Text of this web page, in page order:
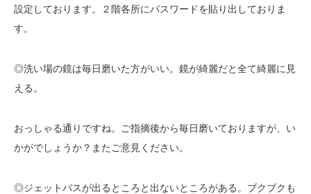
設定しております。２階各所にパスワードを貼り出しておりま
す。
◎洗い場の鏡は毎日磨いた方がいい。鏡が綺麗だと全て綺麗に見
える。
おっしゃる通りですね。ご指摘後から毎日磨いておりますが、い
かがでしょうか？またご意見ください。
◎ジェットバスが出るところと出ないところがある。ブクブクも